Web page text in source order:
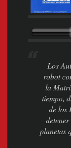
Los
robot
la
tiempo,
de los
planetas